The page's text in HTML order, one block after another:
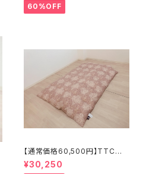
60%OFF
【通常価格60,500円】TTC立
体 羽毛ふとん ダウン85％ 1.2k
g 150×210cm
¥30,250